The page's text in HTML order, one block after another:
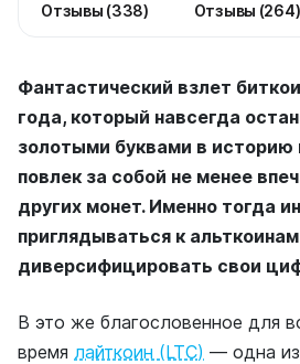
Отзывы (338)
Отзывы (264)
Фантастический взлет
года, который навсегда
золотыми буквами в историю
повлек за собой не менее
других монет. Именно тогда
приглядываться к
диверсифицировать свои
В это же благословенное для
время лайткоин (LTC) — одна